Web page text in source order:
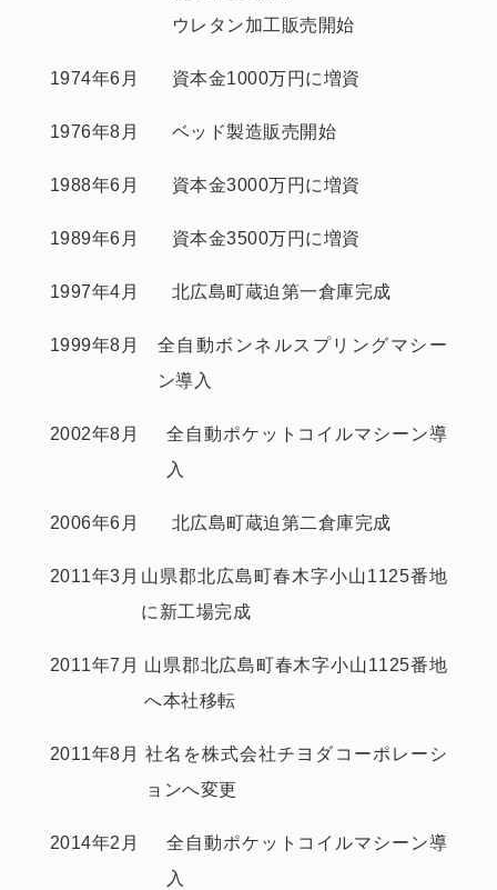
ウレタン加工販売開始
1974年6月 資本金1000万円に増資
1976年8月 ベッド製造販売開始
1988年6月 資本金3000万円に増資
1989年6月 資本金3500万円に増資
1997年4月 北広島町蔵迫第一倉庫完成
1999年8月
全自動ボンネルスプリングマシー
ン導入
2002年8月
全自動ポケットコイルマシーン導
入
2006年6月 北広島町蔵迫第二倉庫完成
2011年3月 山県郡北広島町春木字小山1125番地
に新工場完成
2011年7月 山県郡北広島町春木字小山1125番地
へ本社移転
2011年8月 社名を株式会社チヨダコーポレーシ
ョンへ変更
2014年2月
全自動ポケットコイルマシーン導
入